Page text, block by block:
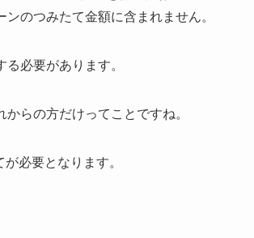
のつみたて金額に含まれません。
必要があります。
らの方だけってことですね。
必要となります。